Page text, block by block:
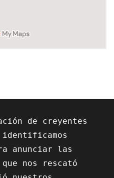
de creyentes
anunciar las
nos rescató